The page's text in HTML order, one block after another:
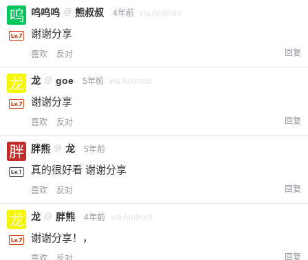
2
呜呜呜 @ 熊叔叔 4年前 via Android
谢谢分享
喜欢 反对 回复
龙 @ goe 5年前 via Android
谢谢分享
喜欢 反对 回复
胖熊 @ 龙 5年前
真的很好看 谢谢分享
喜欢 反对 回复
龙 @ 胖熊 4年前 via Android
谢谢分享！，
回复